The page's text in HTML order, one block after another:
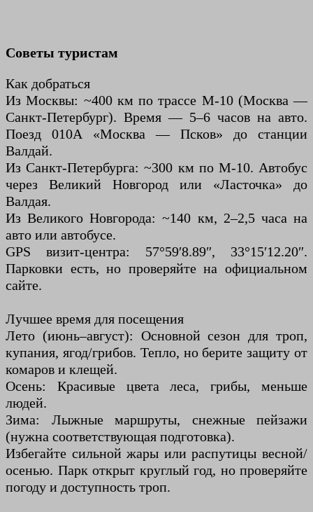
Советы туристам
Как добраться
Из Москвы: ~400 км по трассе М-10 (Москва —
Санкт-Петербург). Время — 5–6 часов на авто.
Поезд 010А «Москва — Псков» до станции
Валдай.
Из Санкт-Петербурга: ~300 км по М-10. Автобус
через Великий Новгород или «Ласточка» до
Валдая.
Из Великого Новгорода: ~140 км, 2–2,5 часа на
авто или автобусе.
GPS визит-центра: 57°59′8.89″, 33°15′12.20″.
Парковки есть, но проверяйте на официальном
сайте.
Лучшее время для посещения
Лето (июнь–август): Основной сезон для троп,
купания, ягод/грибов. Тепло, но берите защиту от
комаров и клещей.
Осень: Красивые цвета леса, грибы, меньше
людей.
Зима: Лыжные маршруты, снежные пейзажи
(нужна соответствующая подготовка).
Избегайте сильной жары или распутицы весной/
осенью. Парк открыт круглый год, но проверяйте
погоду и доступность троп.